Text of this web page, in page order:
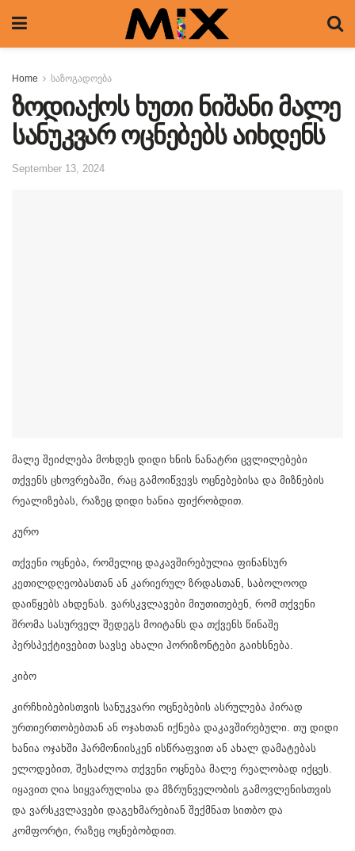
Home საზოგადოება
ზოდიაქოს ხუთი ნიშანი მალე
სანუკვარ ოცნებებს აიხდენს
September 13, 2024
მალე შეიძლება მოხდეს დიდი ხნის ნანატრი ცვლილებები
თქვენს ცხოვრებაში, რაც გამოიწვევს ოცნებებისა და მიზნების
რეალიზებას, რაზეც დიდი ხანია ფიქრობდით.
კურო
თქვენი ოცნება, რომელიც დაკავშირებულია ფინანსურ
კეთილდღეობასთან ან კარიერულ ზრდასთან, საბოლოოდ
დაიწყებს ახდენას. ვარსკვლავები მიუთითებენ, რომ თქვენი
შრომა სასურველ შედეგს მოიტანს და თქვენს წინაშე
პერსპექტივებით სავსე ახალი ჰორიზონტები გაიხსნება.
კიბო
კირჩხიბებისთვის სანუკვარი ოცნებების ასრულება პირად
ურთიერთობებთან ან ოჯახთან იქნება დაკავშირებული. თუ დიდი
ხანია ოჯახში ჰარმონიისკენ ისწრაფვით ან ახალ დამატებას
ელოდებით, შესაძლოა თქვენი ოცნება მალე რეალობად იქცეს.
იყავით ღია სიყვარულისა და მზრუნველობის გამოვლენისთვის
და ვარსკვლავები დაგეხმარებიან შექმნათ სითბო და
კომფორტი, რაზეც ოცნებობდით.